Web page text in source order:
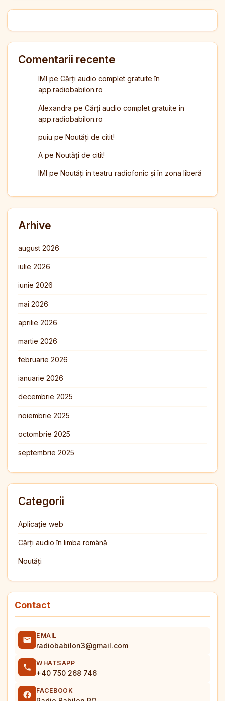
Comentarii recente
IMI pe Cărți audio complet gratuite în
app.radiobabilon.ro
Alexandra pe Cărți audio complet gratuite în
app.radiobabilon.ro
puiu pe Noutăți de citit!
A pe Noutăți de citit!
IMI pe Noutăți în teatru radiofonic și în zona liberă
Arhive
august 2026
iulie 2026
iunie 2026
mai 2026
aprilie 2026
martie 2026
februarie 2026
ianuarie 2026
decembrie 2025
noiembrie 2025
octombrie 2025
septembrie 2025
Categorii
Aplicație web
Cărți audio în limba română
Noutăți
Contact
EMAIL
radiobabilon3@gmail.com
WHATSAPP
+40 750 268 746
FACEBOOK